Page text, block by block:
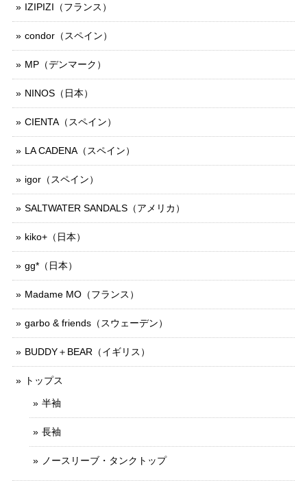
IZIPIZI（フランス）
condor（スペイン）
MP（デンマーク）
NINOS（日本）
CIENTA（スペイン）
LA CADENA（スペイン）
igor（スペイン）
SALTWATER SANDALS（アメリカ）
kiko+（日本）
gg*（日本）
Madame MO（フランス）
garbo & friends（スウェーデン）
BUDDY＋BEAR（イギリス）
トップス
半袖
長袖
ノースリーブ・タンクトップ